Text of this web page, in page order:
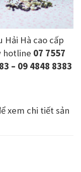
Hải Hà cao cấp
hotline 07 7557
– 09 4848 8383
xem chi tiết sản